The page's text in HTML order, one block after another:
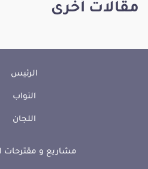
مقالات أخرى
الرئيس
النواب
اللجان
مشاريع و مقترحات